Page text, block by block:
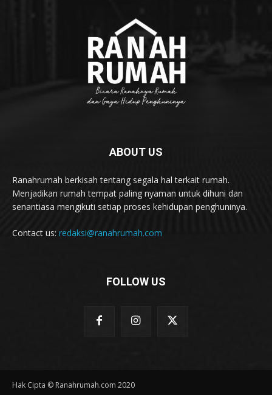
ABOUT US
Ranahrumah berkisah tentang segala hal terkait rumah.
Menjadikan rumah tempat paling nyaman untuk dihuni dan
senantiasa mengikuti setiap proses kehidupan penghuninya.
Contact us: redaksi@ranahrumah.com
FOLLOW US
Hak Cipta © Ranahrumah.com 2020